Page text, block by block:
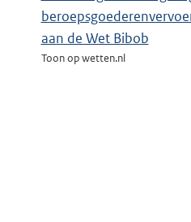
aan de Wet Bibob
Toon op wetten.nl